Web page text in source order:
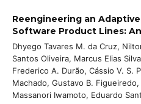
Reengineering an
Software Product Lines:
Dhyego Tavares M. da Cruz,
Santos Oliveira, Marcus Elias
Frederico A. Durão, Cássio V. S.
Machado, Gustavo B.
Massanori Iwamoto, Eduardo